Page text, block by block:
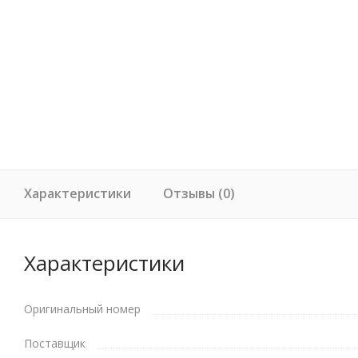
Характеристики Отзывы (0)
Характеристики
Оригинальный номер
Поставщик